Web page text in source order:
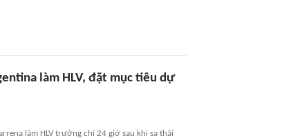
làm HLV, đặt mục tiêu dự
làm HLV trưởng chỉ 24 giờ sau khi sa thải